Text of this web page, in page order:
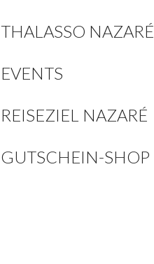
THALASSO NAZARÉ
EVENTS
REISEZIEL NAZARÉ
GUTSCHEIN-SHOP